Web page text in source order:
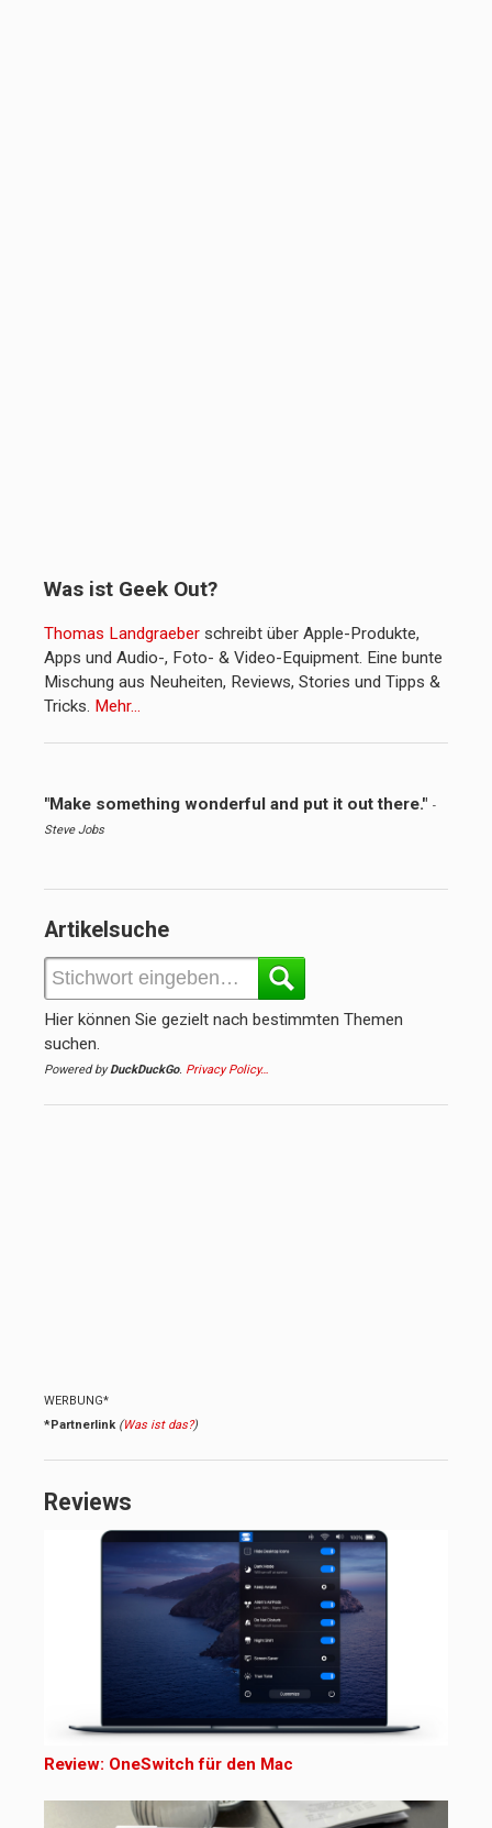
Was ist Geek Out?
Thomas Landgraeber schreibt über Apple-Produkte,
Apps und Audio-, Foto- & Video-Equipment. Eine bunte
Mischung aus Neuheiten, Reviews, Stories und Tipps &
Tricks. Mehr…
"Make something wonderful and put it out there." -
Steve Jobs
Artikelsuche
Hier können Sie gezielt nach bestimmten Themen
suchen.
Powered byDuckDuckGo. Privacy Policy…
WERBUNG*
*Partnerlink (Was ist das?)
Reviews
Review: OneSwitch für den Mac